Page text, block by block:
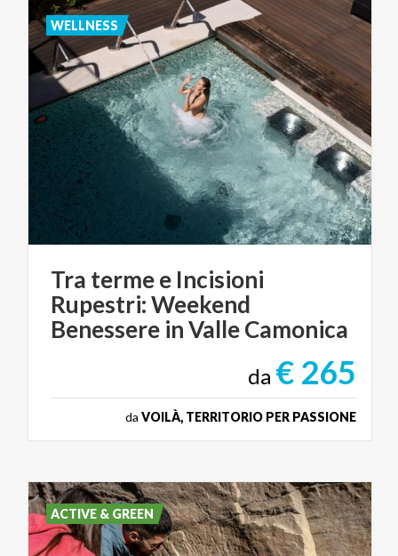
Tra terme e Incisioni
Rupestri: Weekend
Benessere in Valle Camonica
da € 265
da VOILÀ, TERRITORIO PER PASSIONE
WELLNESS
ACTIVE & GREEN